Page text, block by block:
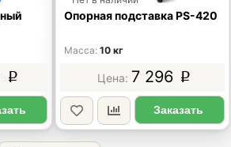
p
Опорная подставка PS-420
Масса 10 кг
7 296 p
Заказать